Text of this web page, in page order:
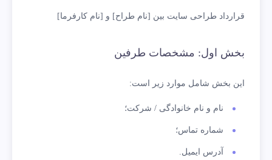
قرارداد طراحی سایت بین [نام طراح] و [نام کارفرما]
بخش اول: مشخصات طرفین
این بخش شامل موارد زیر است:
نام و نام خانوادگی / شرکت؛
شماره تماس؛
آدرس ایمیل.